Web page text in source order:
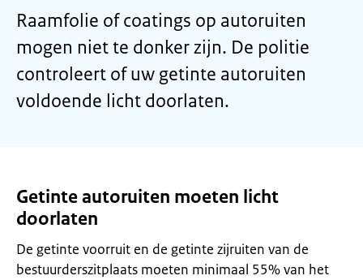
Raamfolie of coatings op autoruiten
mogen niet te donker zijn. De politie
controleert of uw getinte autoruiten
voldoende licht doorlaten.
Getinte autoruiten moeten licht
doorlaten
De getinte voorruit en de getinte zijruiten van de
bestuurderszitplaats moeten minimaal 55% van het